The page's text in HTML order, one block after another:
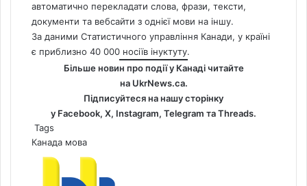
автоматично перекладати слова, фрази, тексти,
документи та вебсайти з однієї мови на іншу.
За даними Статистичного управління Канади, у країні
є приблизно 40 000 носіїв інуктуту.
Більше новин про події у Канаді читайте
на UkrNews.ca.
Підписуйтеся на нашу сторінку
у Facebook, Х, Instagram, Telegram таThreads.
Tags
Канада мова